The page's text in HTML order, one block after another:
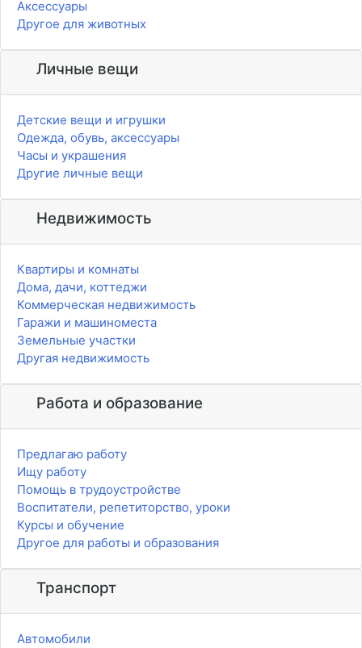
Аксессуары
Другое для животных
Личные вещи
Детские вещи и игрушки
Одежда, обувь, аксессуары
Часы и украшения
Другие личные вещи
Недвижимость
Квартиры и комнаты
Дома, дачи, коттеджи
Коммерческая недвижимость
Гаражи и машиноместа
Земельные участки
Другая недвижимость
Работа и образование
Предлагаю работу
Ищу работу
Помощь в трудоустройстве
Воспитатели, репетиторство, уроки
Курсы и обучение
Другое для работы и образования
Транспорт
Автомобили